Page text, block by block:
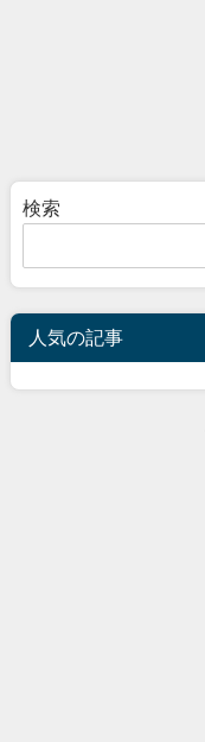
検索
人気の記事